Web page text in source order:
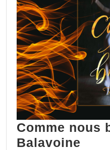
Comme nous
Balavoine